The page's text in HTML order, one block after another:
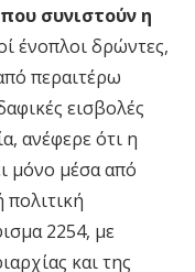
συνιστούν η
ένοπλοι δρώντες,
περαιτέρω
εισβολές
ανέφερε ότι η
μόνο μέσα από
πολιτική
2254, με
και της